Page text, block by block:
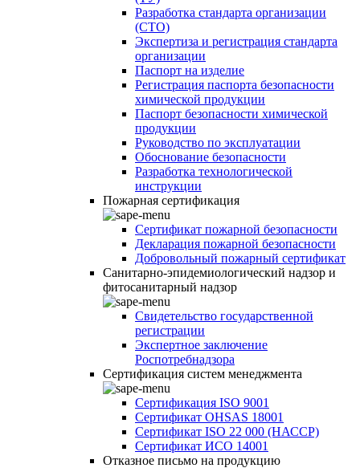
Разработка стандарта организации
(СТО)
Экспертиза и регистрация стандарта
организации
Паспорт на изделие
Регистрация паспорта безопасности
химической продукции
Паспорт безопасности химической
продукции
Руководство по эксплуатации
Обоснование безопасности
Разработка технологической
инструкции
Пожарная сертификация
Сертификат пожарной безопасности
Декларация пожарной безопасности
Добровольный пожарный сертификат
Санитарно-эпидемиологический надзор и
фитосанитарный надзор
Свидетельство государственной
регистрации
Экспертное заключение
Роспотребнадзора
Сертификация систем менеджмента
Сертификация ISO 9001
Сертификат OHSAS 18001
Сертификат ISO 22 000 (НАССР)
Сертификат ИСО 14001
Отказное письмо на продукцию